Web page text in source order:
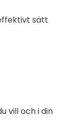
sätt
vill och i din